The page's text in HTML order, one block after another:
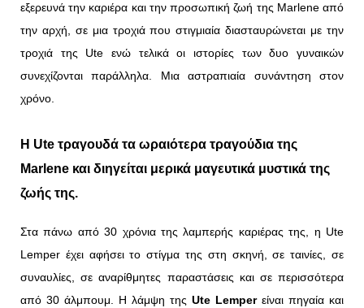
εξερευνά την καριέρα και την προσωπική ζωή της Marlene από
την αρχή, σε μια τροχιά που στιγμιαία διασταυρώνεται με την
τροχιά της Ute ενώ τελικά οι ιστορίες των δυο γυναικών
συνεχίζονται παράλληλα. Μια αστραπιαία συνάντηση στον
χρόνο.
Η Ute τραγουδά τα ωραιότερα τραγούδια της
Marlene και διηγείται μερικά μαγευτικά μυστικά της
ζωής της.
Στα πάνω από 30 χρόνια της λαμπερής καριέρας της, η Ute
Lemper έχει αφήσει το στίγμα της στη σκηνή, σε ταινίες, σε
συναυλίες, σε αναρίθμητες παραστάσεις και σε περισσότερα
από 30 άλμπουμ. Η λάμψη της Ute Lemperείναι πηγαία και